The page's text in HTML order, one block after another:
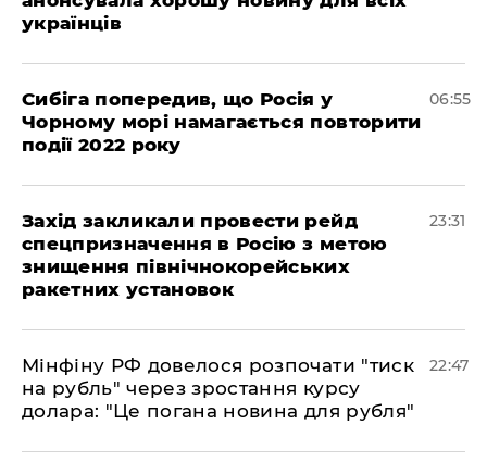
українців
Сибіга попередив, що Росія у
Чорному морі намагається повторити
події 2022 року
06:55
​Захід закликали провести рейд
спецпризначення в Росію з метою
знищення північнокорейських
ракетних установок
23:31
​Мінфіну РФ довелося розпочати "тиск
на рубль" через зростання курсу
долара: "Це погана новина для рубля"
22:47